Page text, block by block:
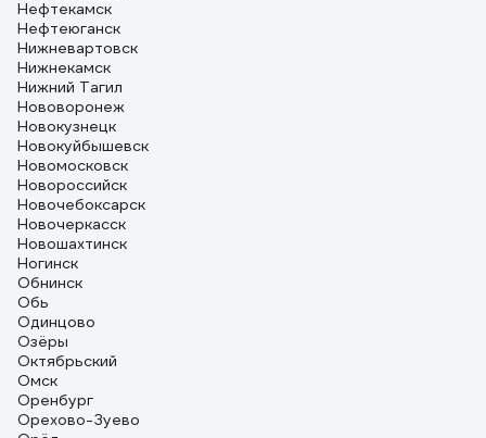
Нефтекамск
Нефтеюганск
Нижневартовск
Нижнекамск
Нижний Тагил
Нововоронеж
Новокузнецк
Новокуйбышевск
Новомосковск
Новороссийск
Новочебоксарск
Новочеркасск
Новошахтинск
Ногинск
Обнинск
Обь
Одинцово
Озёры
Октябрьский
Омск
Оренбург
Орехово-Зуево